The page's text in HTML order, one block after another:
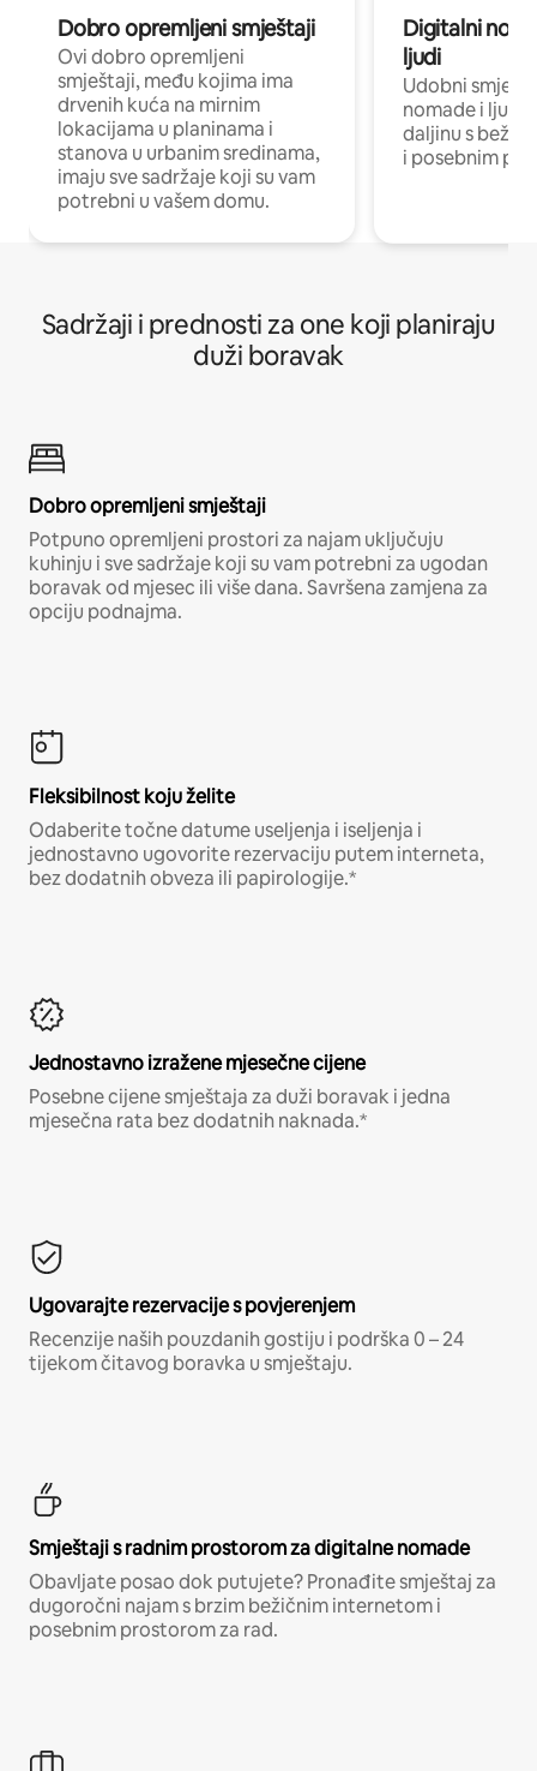
Dobro opremljeni smještaji
Ovi dobro opremljeni
smještaji, među kojima ima
drvenih kuća na mirnim
lokacijama u planinama i
stanova u urbanim sredinama,
imaju sve sadržaje koji su vam
potrebni u vašem domu.
Digitalni
ljudi
Udobni
nomade i ljude
daljinu s
i posebnim
Sadržaji i prednosti za one koji planiraju
duži boravak
Dobro opremljeni smještaji
Potpuno opremljeni prostori za najam uključuju
kuhinju i sve sadržaje koji su vam potrebni za ugodan
boravak od mjesec ili više dana. Savršena zamjena za
opciju podnajma.
Fleksibilnost koju želite
Odaberite točne datume useljenja i iseljenja i
jednostavno ugovorite rezervaciju putem interneta,
bez dodatnih obveza ili papirologije.*
Jednostavno izražene mjesečne cijene
Posebne cijene smještaja za duži boravak i jedna
mjesečna rata bez dodatnih naknada.*
Ugovarajte rezervacije s povjerenjem
Recenzije naših pouzdanih gostiju i podrška 0 – 24
tijekom čitavog boravka u smještaju.
Smještaji s radnim prostorom za digitalne nomade
Obavljate posao dok putujete? Pronađite smještaj za
dugoročni najam s brzim bežičnim internetom i
posebnim prostorom za rad.